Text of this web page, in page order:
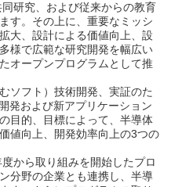
研究、および従来からの教育
す。その上に、重要なミッシ
大、設計による価値向上、設
様で広範な研究開発を幅広い
オープンプログラムとして推
ソフト）技術開発、実証のた
発および新アプリケーション
目的、目標によって、半導体
値向上、開発効率向上の3つの
から取り組みを開始したプロ
分野の企業とも連携し、半導